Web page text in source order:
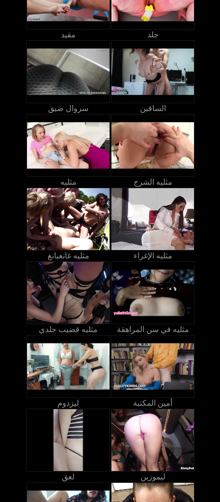
مقيد جلد
سروال ضيق الساقين
مثليه مثليه الشرج
مثليه غانغبانغ مثليه الإغراء
مثليه قضيب جلدي مثليه في سن المراهقة
ليزدوم أمين المكتبة
لعق ليموزين